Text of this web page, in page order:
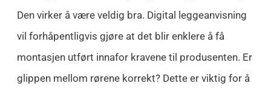
Den virker å være veldig bra. Digital leggeanvisning
vil forhåpentligvis gjøre at det blir enklere å få
montasjen utført innafor kravene til produsenten. Er
glippen mellom rørene korrekt? Dette er viktig for å